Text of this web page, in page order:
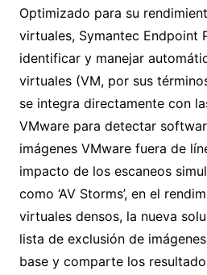
Optimizado para su
virtuales, Symantec Endpoint
identificar y manejar
virtuales (VM, por sus
se integra directamente con
VMware para detectar
imágenes VMware fuera de
impacto de los escaneos
como ‘AV Storms’, en el
virtuales densos, la nueva
lista de exclusión de
base y comparte los